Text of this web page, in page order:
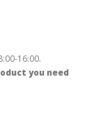
16:00.
you need